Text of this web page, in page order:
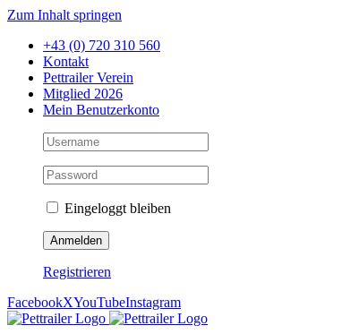
Zum Inhalt springen
+43 (0) 720 310 560
Kontakt
Pettrailer Verein
Mitglied 2026
Mein Benutzerkonto
Eingeloggt bleiben
Registrieren
FacebookXYouTubeInstagram